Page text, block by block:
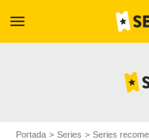
menu
Portada Series Series